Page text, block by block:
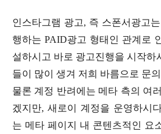
인스타그램 광고, 즉 스폰서광고
행하는 PAID광고 형태인 관계로
설하시고 바로 광고진행을 시작하
들이 많이 생겨 저희 바름으로 문
물론 계정 반려에는 메타 측의 여
겠지만, 새로이 계정을 운영하시
는 메타 페이지 내 콘텐츠적인 요